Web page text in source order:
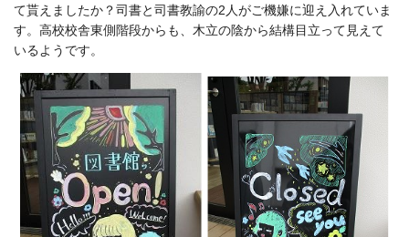
て貰えましたか？司書と司書教諭の2人がご機嫌に迎え入れていま
す。高校校舎東側階段からも、木立の陰から結構目立って見えて
いるようです。